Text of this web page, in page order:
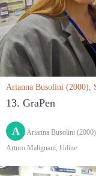
Arianna Busolini (2000),
13. GraPen
A
Arianna Busolini
Arturo Malignani, Udine